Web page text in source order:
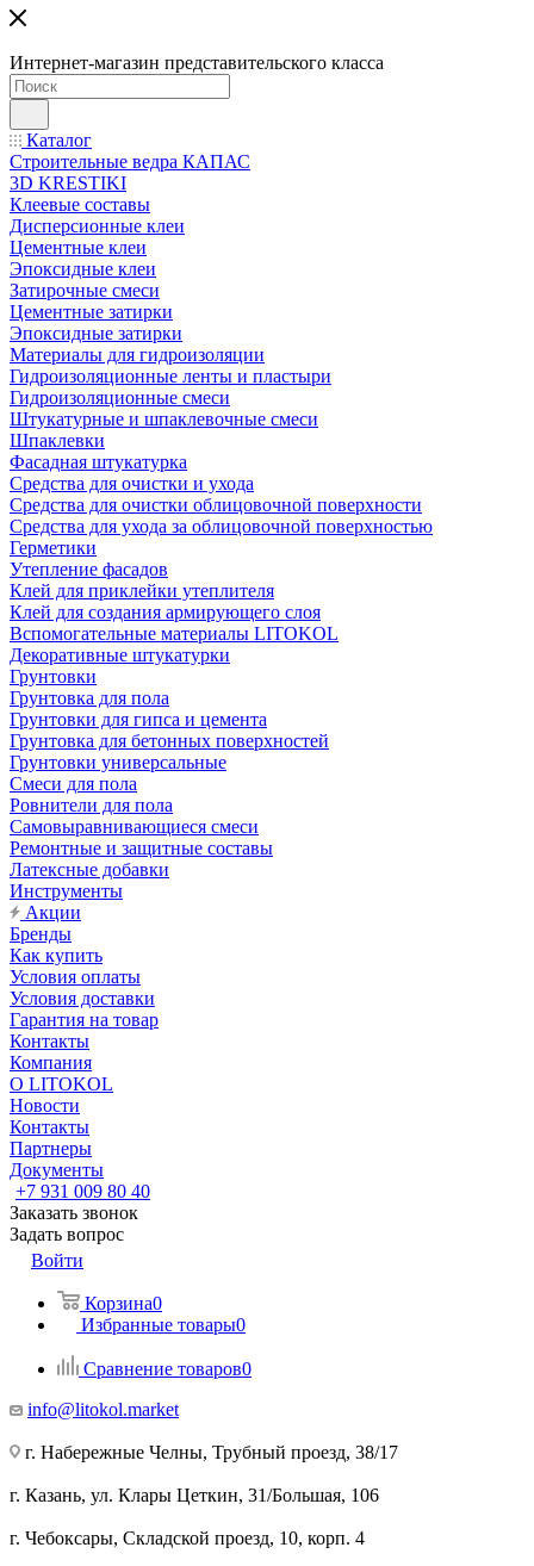
Интернет-магазин представительского класса
Каталог
Строительные ведра КАПАС
3D KRESTIKI
Клеевые составы
Дисперсионные клеи
Цементные клеи
Эпоксидные клеи
Затирочные смеси
Цементные затирки
Эпоксидные затирки
Материалы для гидроизоляции
Гидроизоляционные ленты и пластыри
Гидроизоляционные смеси
Штукатурные и шпаклевочные смеси
Шпаклевки
Фасадная штукатурка
Средства для очистки и ухода
Средства для очистки облицовочной поверхности
Средства для ухода за облицовочной поверхностью
Герметики
Утепление фасадов
Клей для приклейки утеплителя
Клей для создания армирующего слоя
Вспомогательные материалы LITOKOL
Декоративные штукатурки
Грунтовки
Грунтовка для пола
Грунтовки для гипса и цемента
Грунтовка для бетонных поверхностей
Грунтовки универсальные
Смеси для пола
Ровнители для пола
Самовыравнивающиеся смеси
Ремонтные и защитные составы
Латексные добавки
Инструменты
Акции
Бренды
Как купить
Условия оплаты
Условия доставки
Гарантия на товар
Контакты
Компания
О LITOKOL
Новости
Контакты
Партнеры
Документы
+7 931 009 80 40
Заказать звонок
Задать вопрос
Войти
Корзина0
Избранные товары0
Сравнение товаров0
info@litokol.market
г. Набережные Челны, Трубный проезд, 38/17
г. Казань, ул. Клары Цеткин, 31/Большая, 106
г. Чебоксары, Складской проезд, 10, корп. 4